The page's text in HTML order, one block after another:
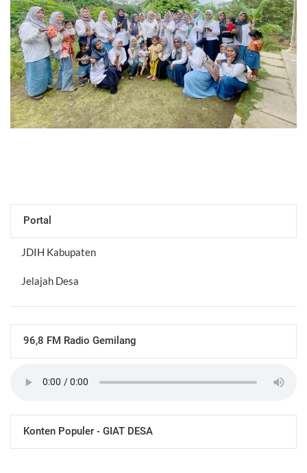
Portal
JDIH Kabupaten
Jelajah Desa
96,8 FM Radio Gemilang
Konten Populer - GIAT DESA